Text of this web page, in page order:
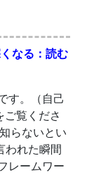
なる：読む
す。（自己
覧くださ
らないとい
われた瞬間
レームワー